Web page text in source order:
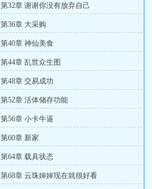
第32章 谢谢你没有放弃自己
第36章 大采购
第40章 神仙美食
第44章 乱世众生图
第48章 交易成功
第52章 活体储存功能
第56章 小卡牛逼
第60章 新家
第64章 载具状态
第68章 云珠婶婶现在就很好看